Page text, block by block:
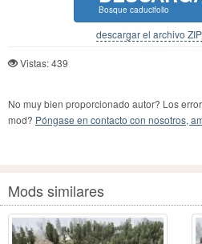
Bosque caducifolio
descargar el archivo
Vistas: 439
No muy bien proporcionado autor? Los
mod? Póngase en contacto con nosotros,
Mods similares